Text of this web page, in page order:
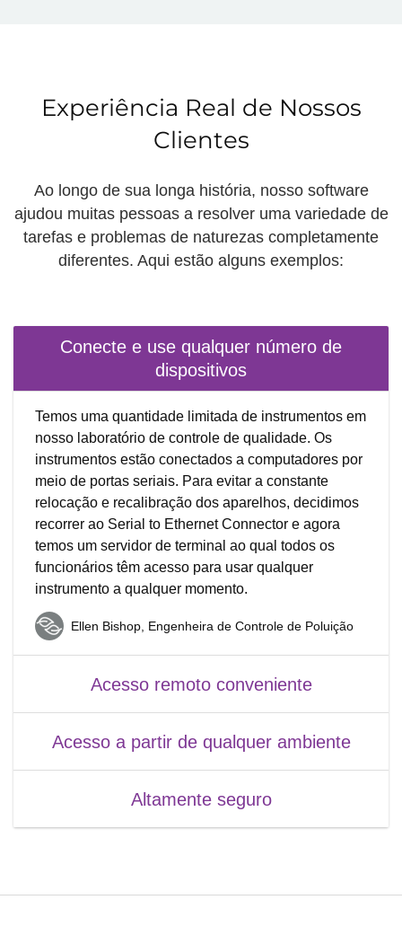
Experiência Real de Nossos
Clientes
Ao longo de sua longa história, nosso software
ajudou muitas pessoas a resolver uma variedade de
tarefas e problemas de naturezas completamente
diferentes. Aqui estão alguns exemplos:
Conecte e use qualquer número de
dispositivos
Temos uma quantidade limitada de instrumentos em
nosso laboratório de controle de qualidade. Os
instrumentos estão conectados a computadores por
meio de portas seriais. Para evitar a constante
relocação e recalibração dos aparelhos, decidimos
recorrer ao Serial to Ethernet Connector e agora
temos um servidor de terminal ao qual todos os
funcionários têm acesso para usar qualquer
instrumento a qualquer momento.
Ellen Bishop, Engenheira de Controle de Poluição
Acesso remoto conveniente
Acesso a partir de qualquer ambiente
Altamente seguro